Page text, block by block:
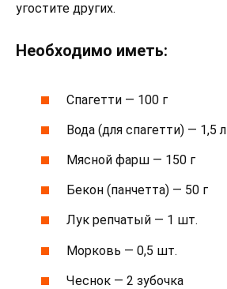
угостите других.
Необходимо иметь:
Спагетти — 100 г
Вода (для спагетти) — 1,5 л
Мясной фарш — 150 г
Бекон (панчетта) — 50 г
Лук репчатый — 1 шт.
Морковь — 0,5 шт.
Чеснок — 2 зубочка